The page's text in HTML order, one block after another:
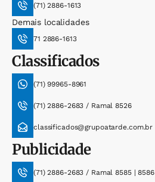
(71) 2886-1613
Demais localidades
71 2886-1613
Classificados
(71) 99965-8961
(71) 2886-2683 / Ramal 8526
classificados@grupoatarde.com.br
Publicidade
(71) 2886-2683 / Ramal 8585 | 8586